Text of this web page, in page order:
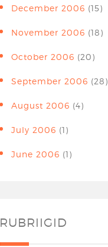
December 2006 (15)
November 2006 (18)
October 2006 (20)
September 2006 (28)
August 2006 (4)
July 2006 (1)
June 2006 (1)
RUBRIIGID